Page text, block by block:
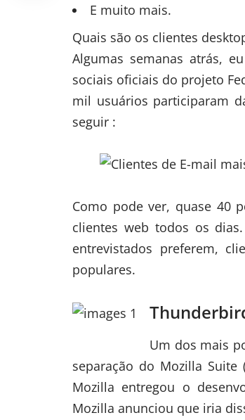
E muito mais.
Quais são os clientes
Algumas semanas atrás,
sociais oficiais do projeto
mil usuários participaram
seguir :
Como pode ver, quase 40
clientes web todos os
entrevistados preferem,
populares.
Um dos mais
separação do Mozilla Suite
Mozilla entregou o
Mozilla anunciou que iria